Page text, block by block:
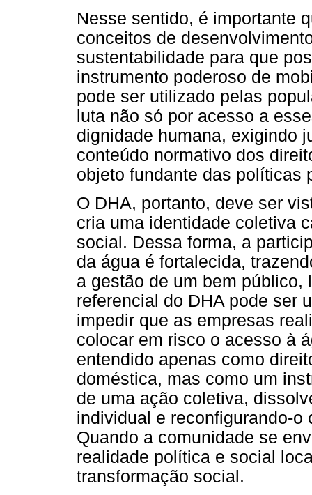
Nesse sentido, é importante
conceitos de
sustentabilidade para que
instrumento poderoso de
pode ser utilizado pelas
luta não só por acesso a
dignidade humana, exigindo
conteúdo normativo dos
objeto fundante das políticas
O DHA, portanto, deve ser
cria uma identidade coletiva
social. Dessa forma, a
da água é fortalecida,
a gestão de um bem
referencial do DHA pode ser
impedir que as empresas
colocar em risco o acesso à
entendido apenas como
doméstica, mas como um
de uma ação coletiva,
individual e reconfigurando-
Quando a comunidade se
realidade política e social
transformação social.